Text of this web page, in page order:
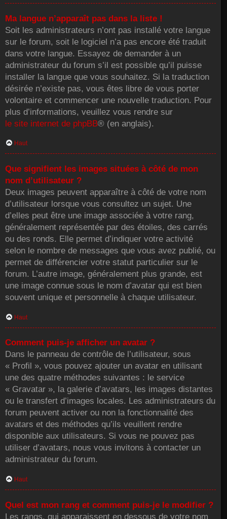
Ma langue n’apparaît pas dans la liste !
Soit les administrateurs n’ont pas installé votre langue
sur le forum, soit le logiciel n’a pas encore été traduit
dans votre langue. Essayez de demander à un
administrateur du forum s’il est possible qu’il puisse
installer la langue que vous souhaitez. Si la traduction
désirée n’existe pas, vous êtes libre de vous porter
volontaire et commencer une nouvelle traduction. Pour
plus d’informations, veuillez vous rendre sur
le site internet de phpBB® (en anglais).
Haut
Que signifient les images situées à côté de mon
nom d’utilisateur ?
Deux images peuvent apparaître à côté de votre nom
d’utilisateur lorsque vous consultez un sujet. Une
d’elles peut être une image associée à votre rang,
généralement représentée par des étoiles, des carrés
ou des ronds. Elle permet d’indiquer votre activité
selon le nombre de messages que vous avez publié, ou
permet de différencier votre statut particulier sur le
forum. L’autre image, généralement plus grande, est
une image connue sous le nom d’avatar qui est bien
souvent unique et personnelle à chaque utilisateur.
Haut
Comment puis-je afficher un avatar ?
Dans le panneau de contrôle de l’utilisateur, sous
« Profil », vous pouvez ajouter un avatar en utilisant
une des quatre méthodes suivantes : le service
« Gravatar », la galerie d’avatars, les images distantes
ou le transfert d’images locales. Les administrateurs du
forum peuvent activer ou non la fonctionnalité des
avatars et des méthodes qu’ils veuillent rendre
disponible aux utilisateurs. Si vous ne pouvez pas
utiliser d’avatars, nous vous invitons à contacter un
administrateur du forum.
Haut
Quel est mon rang et comment puis-je le modifier ?
Les rangs, qui apparaissent en dessous de votre nom